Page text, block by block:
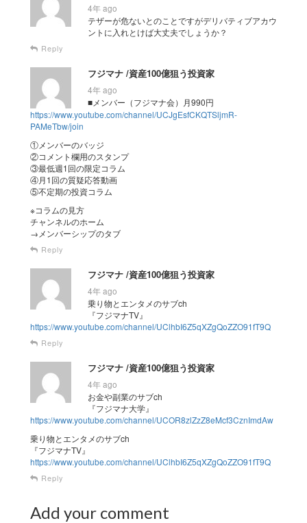
4年 ago
テザーが危ないとのことですがデリバティブアカウ
ントに入れとけば大丈夫でしょうか？
Reply
フジマナ /資産100億狙う投資家
4年 ago
■メンバー（フジマナ会）月990円
https://www.youtube.com/channel/UCJgEsfCKQTSljmR-
PAMeTbw/join
①メンバーのバッジ
②コメント欄用のスタンプ
③最低週1回の限定コラム
④月1回の質疑応答動画
⑤不定期の投資コラム
※コラムの見方
チャンネルのホーム
→メンバーシップのタブ
Reply
フジマナ /資産100億狙う投資家
4年 ago
乗り物とエンタメのサブch
『フジマナTV』
https://www.youtube.com/channel/UClhbI6Z5qXZgQoZZO91fT9Q
Reply
フジマナ /資産100億狙う投資家
4年 ago
お金や副業のサブch
『フジマナ大学』
https://www.youtube.com/channel/UCOR8zlZzZ8eMcf3CznImdAw
乗り物とエンタメのサブch
『フジマナTV』
https://www.youtube.com/channel/UClhbI6Z5qXZgQoZZO91fT9Q
Reply
Add your comment